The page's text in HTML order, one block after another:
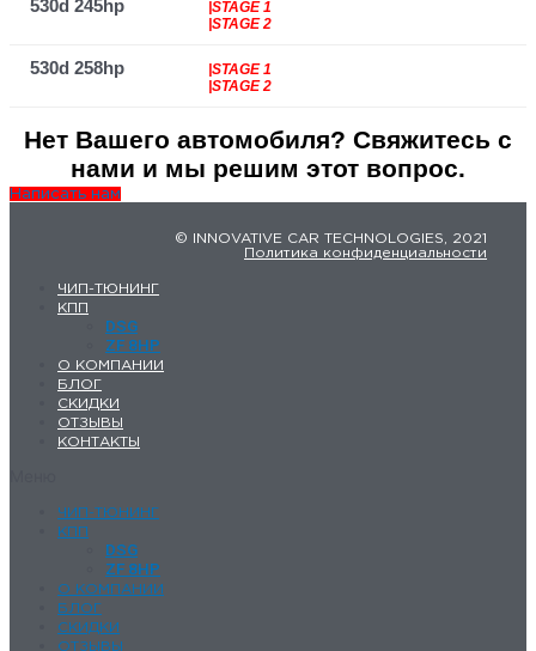
530d 245hp
|STAGE 1
|STAGE 2
530d 258hp
|STAGE 1
|STAGE 2
Нет Вашего автомобиля? Свяжитесь с
нами и мы решим этот вопрос.
Написать нам
© INNOVATIVE CAR TECHNOLOGIES, 2021
Политика конфиденциальности
ЧИП-ТЮНИНГ
КПП
DSG
ZF 8HP
О КОМПАНИИ
БЛОГ
СКИДКИ
ОТЗЫВЫ
КОНТАКТЫ
ЧИП-ТЮНИНГ
КПП
DSG
ZF 8HP
О КОМПАНИИ
БЛОГ
СКИДКИ
ОТЗЫВЫ